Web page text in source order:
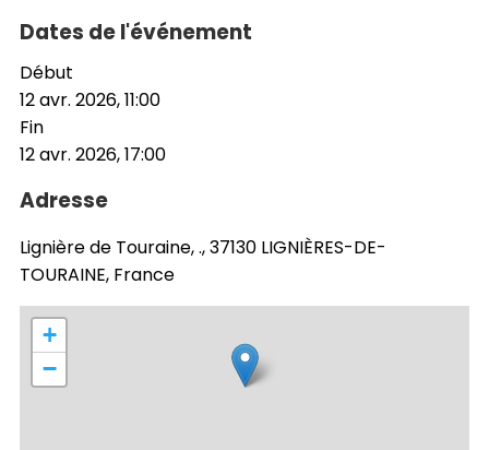
Dates de l'événement
Début
12 avr. 2026, 11:00
Fin
12 avr. 2026, 17:00
Adresse
Lignière de Touraine, ., 37130 LIGNIÈRES-DE-
TOURAINE, France
+
−